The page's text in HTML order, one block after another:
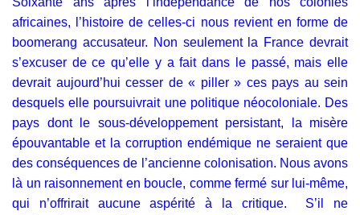
africaines, l’histoire de celles-ci nous revient en forme de
boomerang accusateur. Non seulement la France devrait
s’excuser de ce qu’elle y a fait dans le passé, mais elle
devrait aujourd’hui cesser de « piller » ces pays au sein
desquels elle poursuivrait une politique néocoloniale. Des
pays dont le sous-développement persistant, la misère
épouvantable et la corruption endémique ne seraient que
des conséquences de l’ancienne colonisation. Nous avons
là un raisonnement en boucle, comme fermé sur lui-même,
qui n’offrirait aucune aspérité à la critique. S’il ne